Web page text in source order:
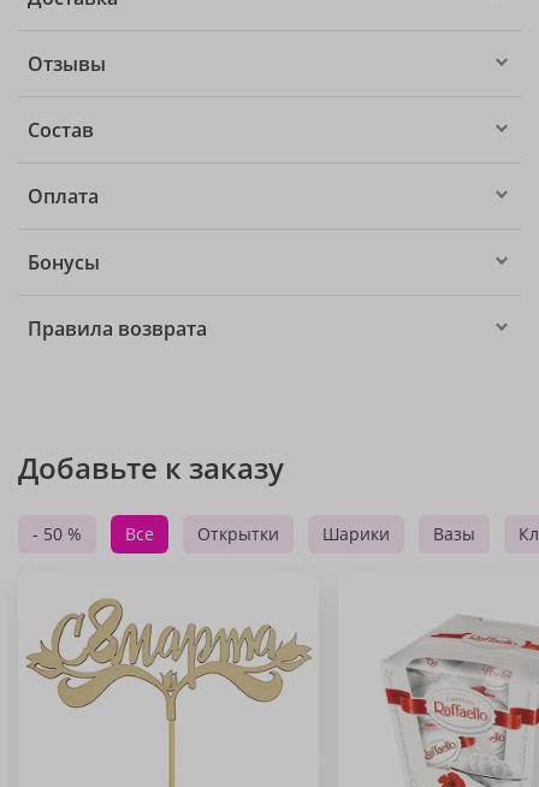
Отзывы
Состав
Оплата
Бонусы
Правила возврата
Добавьте к заказу
- 50 % Все Открытки Шарики Вазы